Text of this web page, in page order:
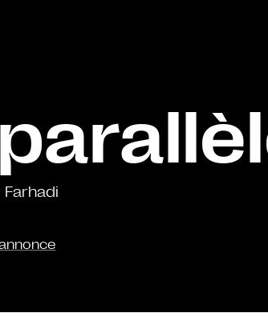
Farhadi